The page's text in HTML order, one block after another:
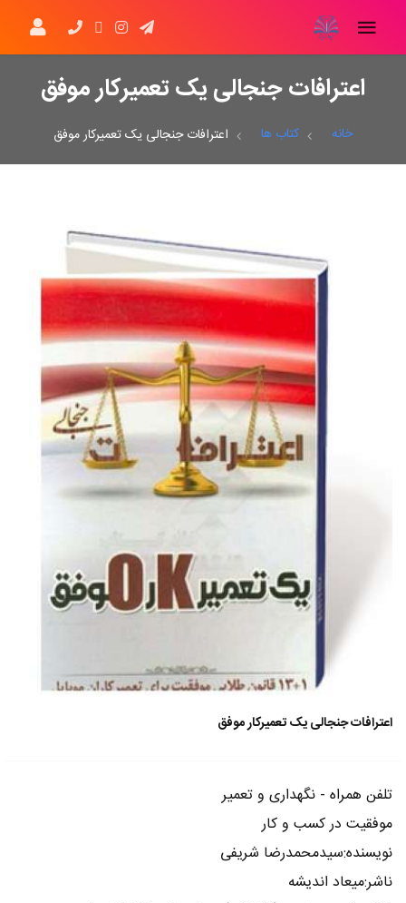
اعترافات جنجالی یک تعمیرکار موفق
خانه کتاب ها اعترافات جنجالی یک تعمیرکار موفق
اعترافات جنجالی یک تعمیرکار موفق
تلفن همراه - نگهداری و تعمیر
موفقیت در کسب و کار
نویسنده:سیدمحمدرضا شریفی
ناشر:میعاد اندیشه